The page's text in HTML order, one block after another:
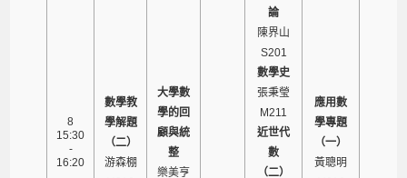
8
15:30
-
16:20
數學教
學解題
（二）
游森棚
大學數
學的回
顧與統
整
樂美亨
論
陳界山
S201
數學史
張秉瑩
M211
近世代
數
（二）
應用數
學專題
（一）
黃聰明